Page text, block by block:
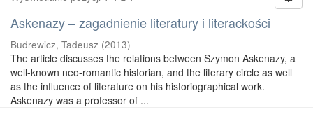
Askenazy – zagadnienie literatury i literackości
Budrewicz, Tadeusz (2013)
The article discusses the relations between Szymon Askenazy, a
well-known neo-romantic historian, and the literary circle as well
as the influence of literature on his historiographical work.
Askenazy was a professor of ...